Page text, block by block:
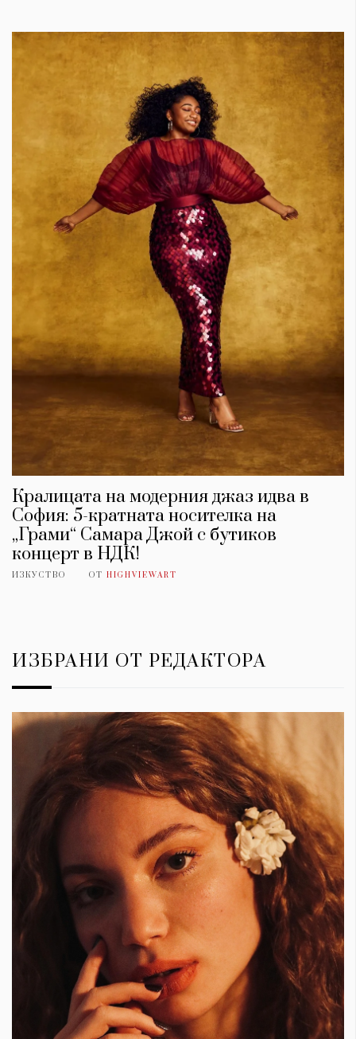
Кралицата на модерния джаз идва в
София: 5-кратната носителка на
„Грами“ Самара Джой с бутиков
концерт в НДК!
ИЗКУСТВО ОТ HIGHVIEWART
ИЗБРАНИ ОТ РЕДАКТОРА